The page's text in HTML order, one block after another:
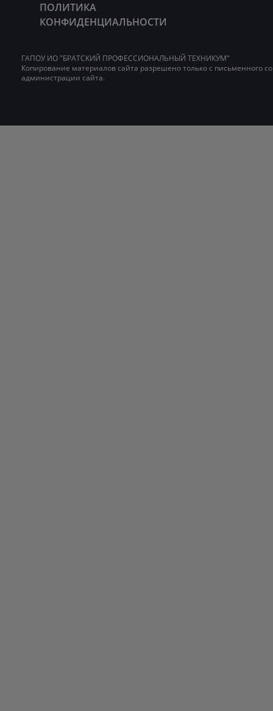
ПОЛИТИКА
КОНФИДЕНЦИАЛЬНОСТИ
ГАПОУ ИО "БРАТСКИЙ ПРОФЕССИОНАЛЬНЫЙ ТЕХНИКУМ"
Копирование материалов сайта разрешено только с письменного
администрации сайта.